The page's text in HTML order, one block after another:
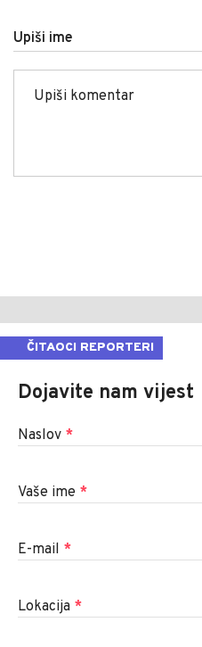
Upiši ime
ČITAOCI REPORTERI
Dojavite nam vijest
Naslov *
Vaše ime *
E-mail *
Lokacija *